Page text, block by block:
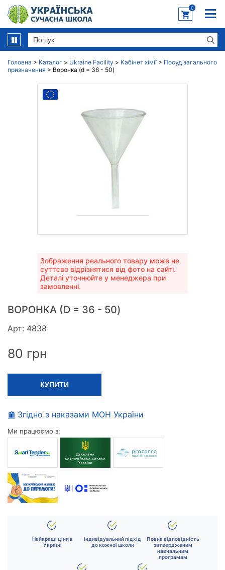
0
Головна > Каталог > Ukraine Facility > Кабінет хімії> Посуд загального
призначення > Воронка (d = 36 - 50)
Зображення реального товару може не
суттєво відрізнятися від фото на сайті.
Деталі уточнюйте у менеджера при
замовленні.
ВОРОНКА (D = 36 - 50)
Арт: 4838
80 грн
КУПИТИ
Згідно з наказами МОН України
Ми працюємо з:
Найкращі ціни в
Україні
Індивідуальний підхід
до кожної школи
Повна відповідність
затвердженим
навчальним
програмам